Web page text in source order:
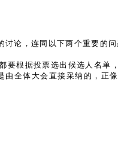
论，连同以下两个重要的
根据投票选出候选人名单
全体大会直接采纳的，正